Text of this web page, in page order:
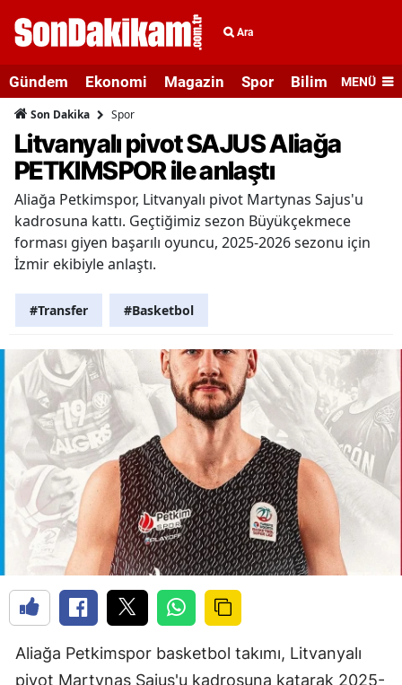
Ara
Gündem Ekonomi Magazin Spor Bilim veMENÜ
Son Dakika Spor
Litvanyalı pivot SAJUS Aliağa
PETKIMSPOR ile anlaştı
Aliağa Petkimspor, Litvanyalı pivot Martynas Sajus'u
kadrosuna kattı. Geçtiğimiz sezon Büyükçekmece
forması giyen başarılı oyuncu, 2025-2026 sezonu için
İzmir ekibiyle anlaştı.
#Transfer #Basketbol
Aliağa Petkimspor basketbol takımı, Litvanyalı
pivot Martynas Sajus'u kadrosuna katarak 2025-